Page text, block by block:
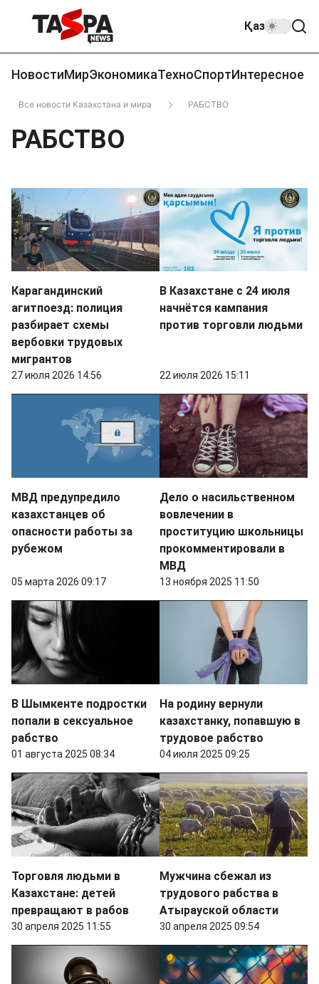
Қаз
НовостиМирЭкономикаТехноСпортИнтересное
Все новости Казахстана и мира РАБСТВО
РАБСТВО
Карагандинский
агитпоезд: полиция
разбирает схемы
вербовки трудовых
мигрантов
27 июля 2026 14:56
В Казахстане с 24 июля
начнётся кампания
против торговли людьми
22 июля 2026 15:11
МВД предупредило
казахстанцев об
опасности работы за
рубежом
05 марта 2026 09:17
Дело о насильственном
вовлечении в
проституцию школьницы
прокомментировали в
МВД
13 ноября 2025 11:50
В Шымкенте подростки
попали в сексуальное
рабство
01 августа 2025 08:34
На родину вернули
казахстанку, попавшую в
трудовое рабство
04 июля 2025 09:25
Торговля людьми в
Казахстане: детей
превращают в рабов
30 апреля 2025 11:55
Мужчина сбежал из
трудового рабства в
Атырауской области
30 апреля 2025 09:54